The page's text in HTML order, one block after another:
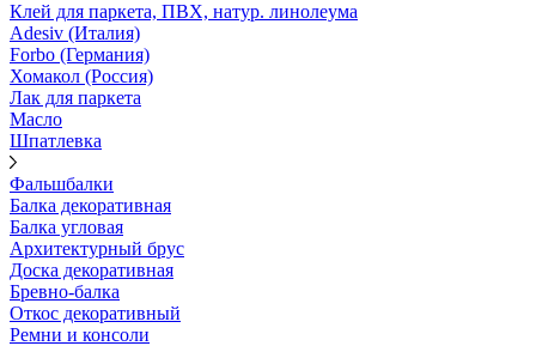
Клей для паркета, ПВХ, натур. линолеума
Adesiv (Италия)
Forbo (Германия)
Хомакол (Россия)
Лак для паркета
Масло
Шпатлевка
Фальшбалки
Балка декоративная
Балка угловая
Архитектурный брус
Доска декоративная
Бревно-балка
Откос декоративный
Ремни и консоли